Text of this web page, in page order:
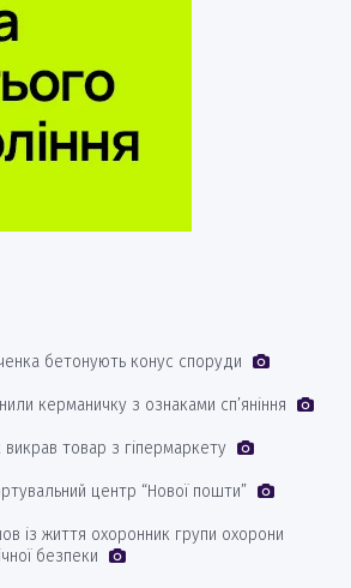
бетонують конус споруди
керманичку з ознаками сп’яніння
викрав товар з гіпермаркету
центр “Нової пошти”
із життя охоронник групи охорони
безпеки